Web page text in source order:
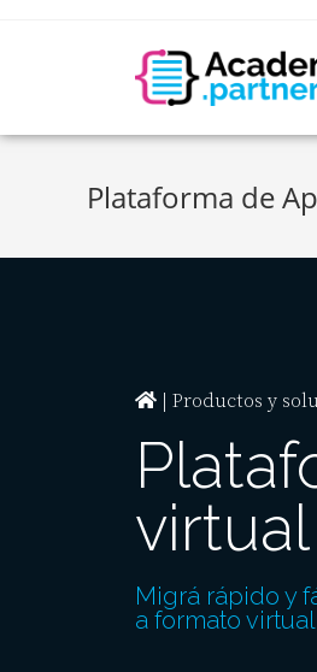
Plataforma de
| Productos y
Migrá rápido y
a formato